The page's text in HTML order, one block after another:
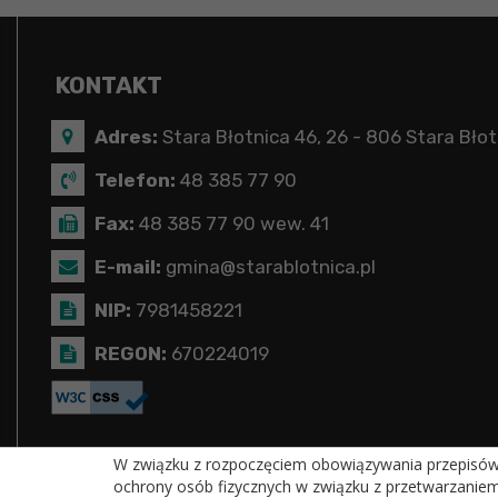
KONTAKT
Adres: Stara Błotnica 46, 26 - 806 Stara
Telefon: 48 385 77 90
Fax: 48 385 77 90 wew. 41
E-mail: gmina@starablotnica.pl
NIP: 7981458221
REGON: 670224019
W związku z rozpoczęciem obowiązywania
ochrony osób fizycznych w związku z